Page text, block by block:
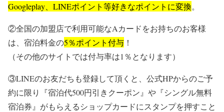
Googleplay、LINEポイント等好きなポイントに変換。
②全国の加盟店で利用可能なAカードをお持ちのお客様
は、宿泊料金の5％ポイント付与 ！
（その他のサイトでは付与率は1％となります）
③LINEのお友だちも登録して頂くと、公式HPからのご予
約に限り『宿泊代500円引きクーポン』や『シングル無料
宿泊券』がもらえるショップカードにスタンプを押すこと